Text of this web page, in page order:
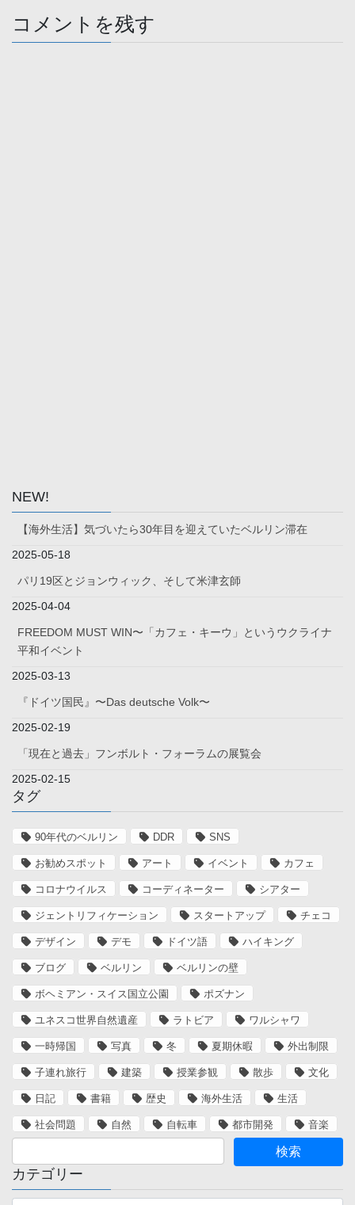
コメントを残す
NEW!
【海外生活】気づいたら30年目を迎えていたベルリン滞在
2025-05-18
パリ19区とジョンウィック、そして米津玄師
2025-04-04
FREEDOM MUST WIN〜「カフェ・キーウ」というウクライナ
平和イベント
2025-03-13
『ドイツ国民』〜Das deutsche Volk〜
2025-02-19
「現在と過去」フンボルト・フォーラムの展覧会
2025-02-15
タグ
90年代のベルリン DDR SNS
お勧めスポット アート イベント カフェ
コロナウイルス コーディネーター シアター
ジェントリフィケーション スタートアップ チェコ
デザイン デモ ドイツ語 ハイキング
ブログ ベルリン ベルリンの壁
ボヘミアン・スイス国立公園 ポズナン
ユネスコ世界自然遺産 ラトビア ワルシャワ
一時帰国 写真 冬 夏期休暇 外出制限
子連れ旅行 建築 授業参観 散歩 文化
日記 書籍 歴史 海外生活 生活
社会問題 自然 自転車 都市開発 音楽
カテゴリー